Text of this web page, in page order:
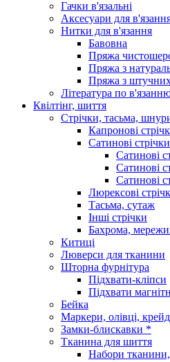
Гачки в'язальні
Аксесуари для
Нитки для в'язання
Бавовна
Пряжа
Пряжа з
Пряжа з
Література по
Квілтінг, шиття
Стрічки, тасьма,
Капронові
Сатинові стрічки
Сатинові
Сатинові
Сатинові
Люрексові
Тасьма, сутаж
Інші стрічки
Бахрома,
Китиці
Люверси для тканини
Шторна фурнітура
Підхвати-кліпси
Підхвати
Бейка
Маркери, олівці,
Замки-блискавки *
Тканина для шиття
Набори тканини,